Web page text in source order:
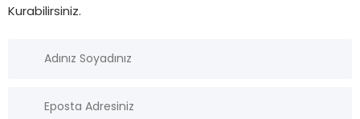
Kurabilirsiniz.